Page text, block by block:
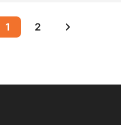
1 2